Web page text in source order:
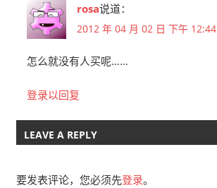
rosa说道：
2012 年 04 月 02 日 下午 12:44
怎么就没有人买呢……
登录以回复
LEAVE A REPLY
要发表评论，您必须先登录。